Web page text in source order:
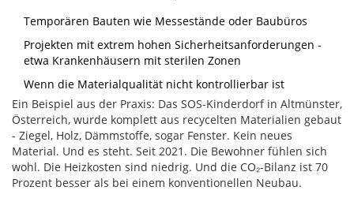
Temporären Bauten wie Messestände oder Baubüros
Projekten mit extrem hohen Sicherheitsanforderungen -
etwa Krankenhäusern mit sterilen Zonen
Wenn die Materialqualität nicht kontrollierbar ist
Ein Beispiel aus der Praxis: Das SOS-Kinderdorf in Altmünster,
Österreich, wurde komplett aus recycelten Materialien gebaut
- Ziegel, Holz, Dämmstoffe, sogar Fenster. Kein neues
Material. Und es steht. Seit 2021. Die Bewohner fühlen sich
wohl. Die Heizkosten sind niedrig. Und die CO₂-Bilanz ist 70
Prozent besser als bei einem konventionellen Neubau.